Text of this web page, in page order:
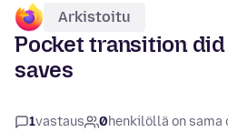
Arkistoitu
Pocket transition
saves
1vastaus 0henkilöllä on sama